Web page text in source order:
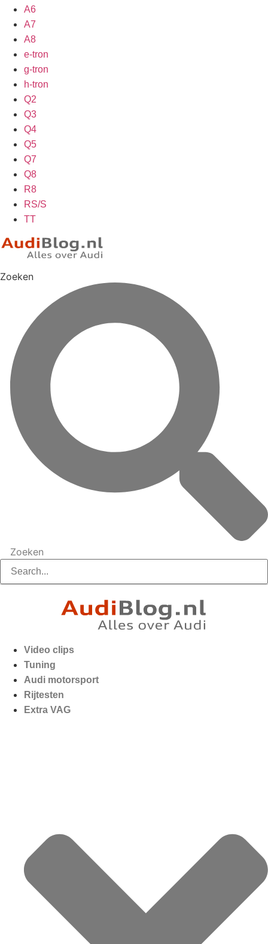
A6
A7
A8
e-tron
g-tron
h-tron
Q2
Q3
Q4
Q5
Q7
Q8
R8
RS/S
TT
Zoeken
Zoeken
Video clips
Tuning
Audi motorsport
Rijtesten
Extra VAG